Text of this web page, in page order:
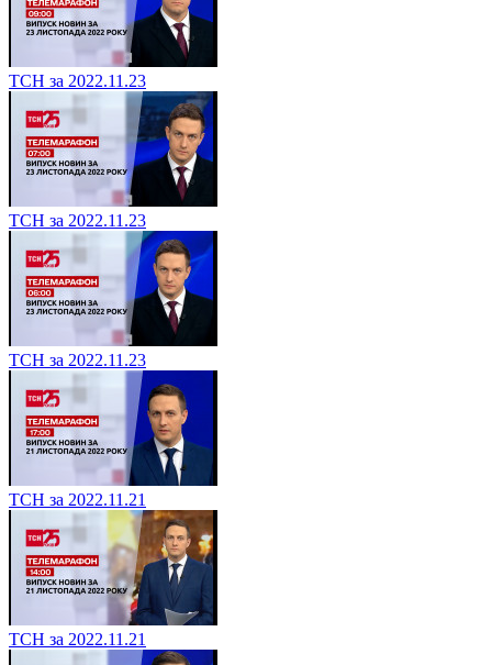
ТСН за 2022.11.23
ТСН за 2022.11.23
ТСН за 2022.11.23
ТСН за 2022.11.21
ТСН за 2022.11.21